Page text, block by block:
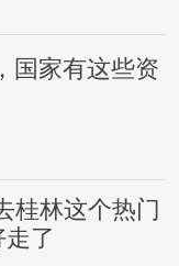
国家有这些资
桂林这个热门
了